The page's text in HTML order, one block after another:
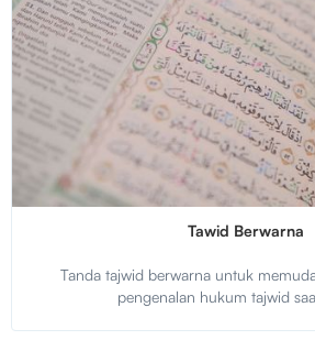
Tawid Berwarna
Tanda tajwid berwarna untuk
pengenalan hukum tajwid